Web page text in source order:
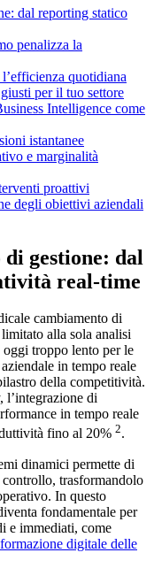
dal reporting statico
penalizza la
quotidiana
per il tuo settore
Intelligence come
istantanee
e marginalità
proattivi
degli obiettivi aziendali
gestione: dal
real-time
cambiamento di
alla sola analisi
troppo lento per le
in tempo reale
della competitività.
l’integrazione di
in tempo reale
fino al 20% 2.
dinamici permette di
controllo, trasformandolo
In questo
fondamentale per
e immediati, come
digitale delle